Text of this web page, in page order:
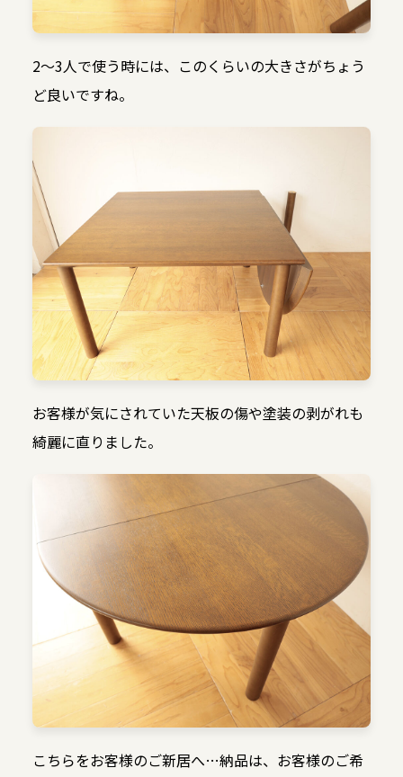
2〜3人で使う時には、このくらいの大きさがちょう
ど良いですね。
お客様が気にされていた天板の傷や塗装の剥がれも
綺麗に直りました。
こちらをお客様のご新居へ…納品は、お客様のご希